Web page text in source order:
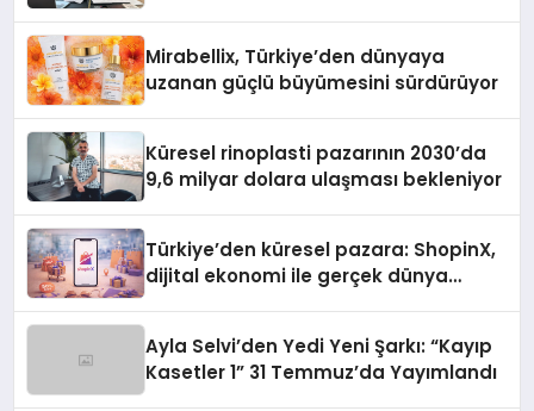
Mirabellix, Türkiye’den dünyaya
uzanan güçlü büyümesini sürdürüyor
Küresel rinoplasti pazarının 2030’da
9,6 milyar dolara ulaşması bekleniyor
Türkiye’den küresel pazara: ShopinX,
dijital ekonomi ile gerçek dünya
Ayla Selvi’den Yedi Yeni Şarkı: “Kayıp
Kasetler 1” 31 Temmuz’da Yayımlandı